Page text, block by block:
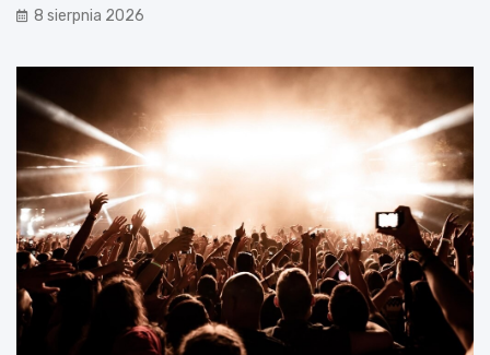
8 sierpnia 2026